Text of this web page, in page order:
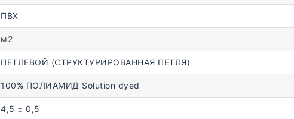
ПВХ
м2
ПЕТЛЕВОЙ (СТРУКТУРИРОВАННАЯ ПЕТЛЯ)
100% ПОЛИАМИД Solution dyed
4,5 ± 0,5